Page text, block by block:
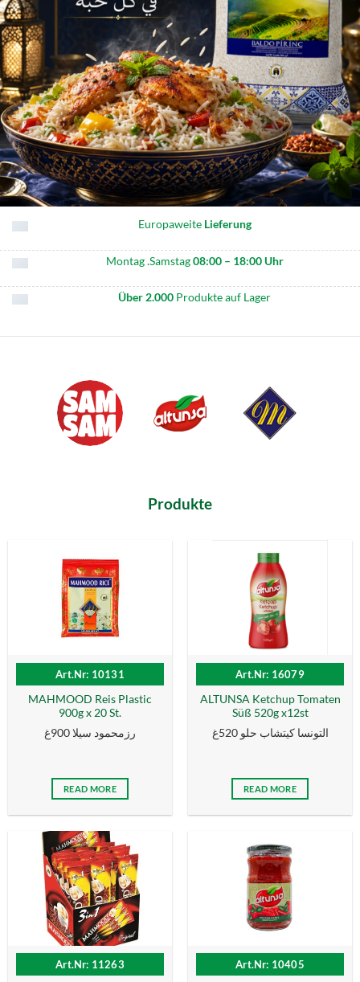
Europaweite Lieferung
Montag .Samstag08:00 – 18:00 Uhr
Über 2.000 Produkte auf Lager
Produkte
Art.Nr: 10131
MAHMOOD Reis Plastic
900g x 20 St.
رزمحمود سيلا 900غ
READ MORE
Art.Nr: 16079
ALTUNSA Ketchup Tomaten
Süß 520g x12st
التونسا كيتشاب حلو 520غ
READ MORE
Art.Nr: 11263
Art.Nr: 10405